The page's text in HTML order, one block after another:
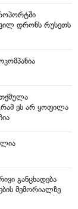
დრონს რუსეთს
თქმულა
ეს არ ყოფილა
განცხადება
მემორიალზე